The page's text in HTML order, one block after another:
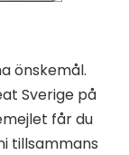
önskemål.
Sverige på
får du
tillsammans